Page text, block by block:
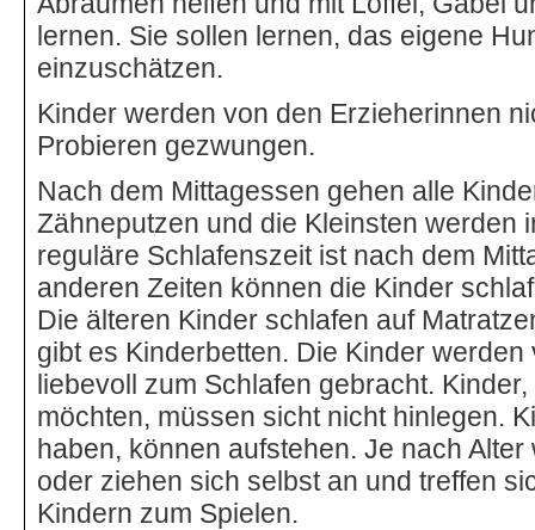
lernen. Sie sollen lernen, das eigene
einzuschätzen.
Kinder werden von den Erzieherinnen
Probieren gezwungen.
Nach dem Mittagessen gehen alle
Zähneputzen und die Kleinsten werden
reguläre Schlafenszeit ist nach dem
anderen Zeiten können die Kinder
Die älteren Kinder schlafen auf
gibt es Kinderbetten. Die Kinder
liebevoll zum Schlafen gebracht.
möchten, müssen sicht nicht hinlegen.
haben, können aufstehen. Je nach
oder ziehen sich selbst an und treffen
Kindern zum Spielen.